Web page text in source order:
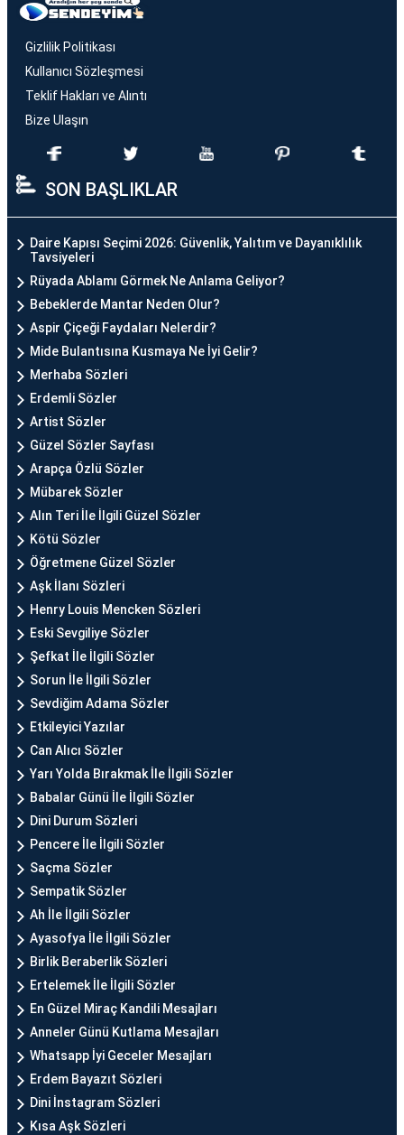
Gizlilik Politikası
Kullanıcı Sözleşmesi
Teklif Hakları ve Alıntı
Bize Ulaşın
SON BAŞLIKLAR
Daire Kapısı Seçimi 2026: Güvenlik, Yalıtım ve Dayanıklılık
Tavsiyeleri
Rüyada Ablamı Görmek Ne Anlama Geliyor?
Bebeklerde Mantar Neden Olur?
Aspir Çiçeği Faydaları Nelerdir?
Mide Bulantısına Kusmaya Ne İyi Gelir?
Merhaba Sözleri
Erdemli Sözler
Artist Sözler
Güzel Sözler Sayfası
Arapça Özlü Sözler
Mübarek Sözler
Alın Teri İle İlgili Güzel Sözler
Kötü Sözler
Öğretmene Güzel Sözler
Aşk İlanı Sözleri
Henry Louis Mencken Sözleri
Eski Sevgiliye Sözler
Şefkat İle İlgili Sözler
Sorun İle İlgili Sözler
Sevdiğim Adama Sözler
Etkileyici Yazılar
Can Alıcı Sözler
Yarı Yolda Bırakmak İle İlgili Sözler
Babalar Günü İle İlgili Sözler
Dini Durum Sözleri
Pencere İle İlgili Sözler
Saçma Sözler
Sempatik Sözler
Ah İle İlgili Sözler
Ayasofya İle İlgili Sözler
Birlik Beraberlik Sözleri
Ertelemek İle İlgili Sözler
En Güzel Miraç Kandili Mesajları
Anneler Günü Kutlama Mesajları
Whatsapp İyi Geceler Mesajları
Erdem Bayazıt Sözleri
Dini İnstagram Sözleri
Kısa Aşk Sözleri